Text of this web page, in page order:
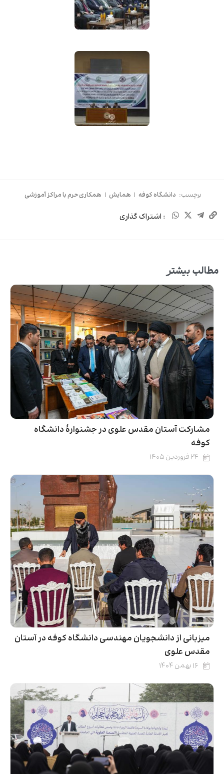
برچسب: دانشگاه کوفه | همایش | همکاری حرم با مراکز آموزشی
: اشتراک گذاری
مطالب بیشتر
مشارکت آستان مقدس علوی در جشنوارۀ دانشگاه
کوفه
۲۴ فروردین ۱۴۰۵
میزبانی از دانشجویان مهندسی دانشگاه کوفه در آستان
مقدس علوی
۱۶ بهمن ۱۴۰۴